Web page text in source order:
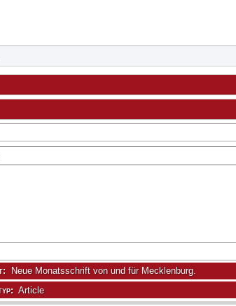
Neue Monatsschrift von und für Mecklenburg.
Article